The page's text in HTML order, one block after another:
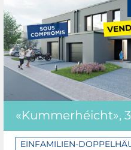
«Kummerhéicht»,
EINFAMILIEN-